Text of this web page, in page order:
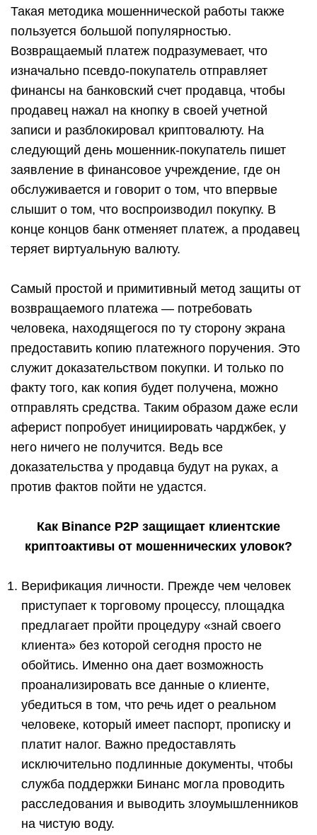
Такая методика мошеннической работы также
пользуется большой популярностью.
Возвращаемый платеж подразумевает, что
изначально псевдо-покупатель отправляет
финансы на банковский счет продавца, чтобы
продавец нажал на кнопку в своей учетной
записи и разблокировал криптовалюту. На
следующий день мошенник-покупатель пишет
заявление в финансовое учреждение, где он
обслуживается и говорит о том, что впервые
слышит о том, что воспроизводил покупку. В
конце концов банк отменяет платеж, а продавец
теряет виртуальную валюту.
Самый простой и примитивный метод защиты от
возвращаемого платежа — потребовать
человека, находящегося по ту сторону экрана
предоставить копию платежного поручения. Это
служит доказательством покупки. И только по
факту того, как копия будет получена, можно
отправлять средства. Таким образом даже если
аферист попробует инициировать чарджбек, у
него ничего не получится. Ведь все
доказательства у продавца будут на руках, а
против фактов пойти не удастся.
Как Binance P2P защищает клиентские
криптоактивы от мошеннических уловок?
Верификация личности. Прежде чем человек
приступает к торговому процессу, площадка
предлагает пройти процедуру «знай своего
клиента» без которой сегодня просто не
обойтись. Именно она дает возможность
проанализировать все данные о клиенте,
убедиться в том, что речь идет о реальном
человеке, который имеет паспорт, прописку и
платит налог. Важно предоставлять
исключительно подлинные документы, чтобы
служба поддержки Бинанс могла проводить
расследования и выводить злоумышленников
на чистую воду.